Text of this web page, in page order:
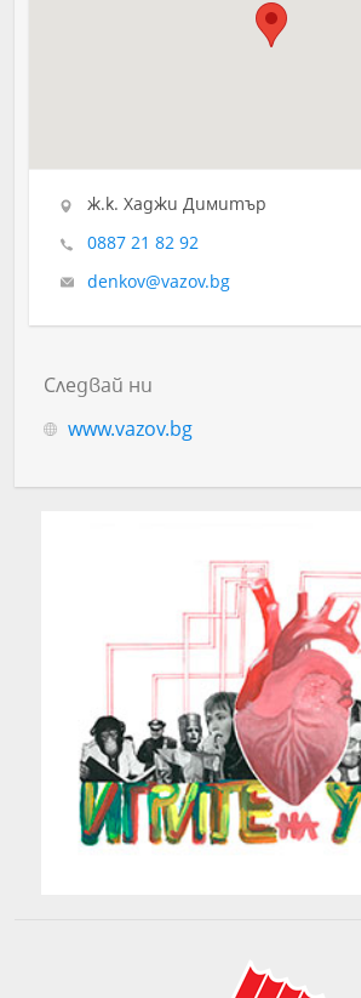
ж.к. Хаджи Димитър
0887 21 82 92
denkov@vazov.bg
Следвай ни
www.vazov.bg